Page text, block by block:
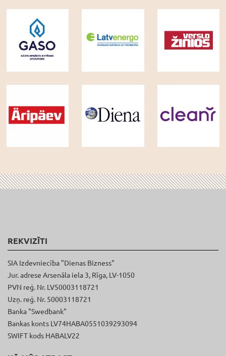
REKVIZĪTI
SIA Izdevniecība "Dienas Bizness"
Jur. adrese Arsenāla iela 3, Rīga, LV-1050
PVN reģ. Nr. LV50003118721
Uzņ. reģ. Nr. 50003118721
Banka "Swedbank"
Bankas konts LV74HABA0551039293094
SWIFT kods HABALV22